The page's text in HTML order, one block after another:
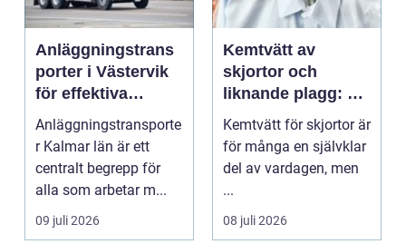
Anläggningstrans
porter i Västervik
för effektiva
byggprojekt
Anläggningstransporte
r Kalmar län är ett
centralt begrepp för
alla som arbetar m...
09 juli 2026
Kemtvätt av
skjortor och
liknande plagg: Så
fungerar
professionell
klädvård i
Kemtvätt för skjortor är
för många en självklar
del av vardagen, men
...
08 juli 2026